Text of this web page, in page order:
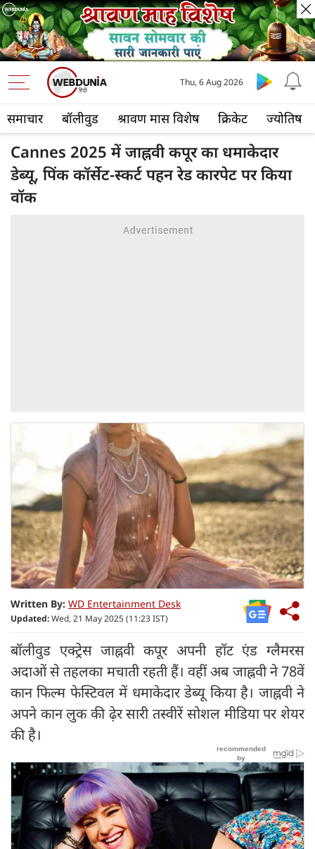
समाचार बॉलीवुड श्रावण मास विशेष क्रिकेट ज्योतिष
Thu, 6 Aug 2026
Cannes 2025 में जाह्नवी कपूर का धमाकेदार
डेब्यू, पिंक कॉर्सेट-स्कर्ट पहन रेड कारपेट पर किया
वॉक
Written By: WD Entertainment Desk
Updated:Wed, 21 May 2025 (11:23 IST)
बॉलीवुड एक्ट्रेस जाह्नवी कपूर अपनी हॉट एंड ग्लैमरस
अदाओं से तहलका मचाती रहती हैं। वहीं अब जाह्नवी ने 78वें
कान फिल्म फेस्टिवल में धमाकेदार डेब्यू किया है। जाह्नवी ने
अपने कान लुक की ढ़ेर सारी तस्वीरें सोशल मीडिया पर शेयर
की है।